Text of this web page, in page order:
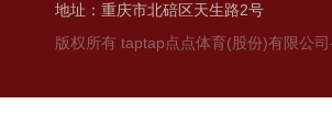
地址：重庆市北碚区天生路2号
版权所有 taptap点点体育(股份)有限公